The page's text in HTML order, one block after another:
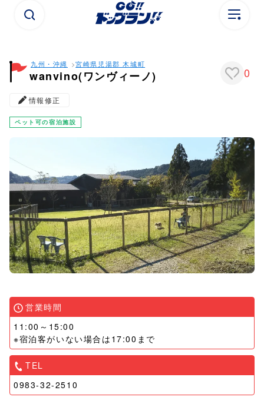
九州・沖縄 宮崎県 児湯郡 木城町
wanvino(ワンヴィーノ) 0
情報修正
ペット可の宿泊施設
営業時間
11:00～15:00
※宿泊客がいない場合は17:00まで
TEL
0983-32-2510